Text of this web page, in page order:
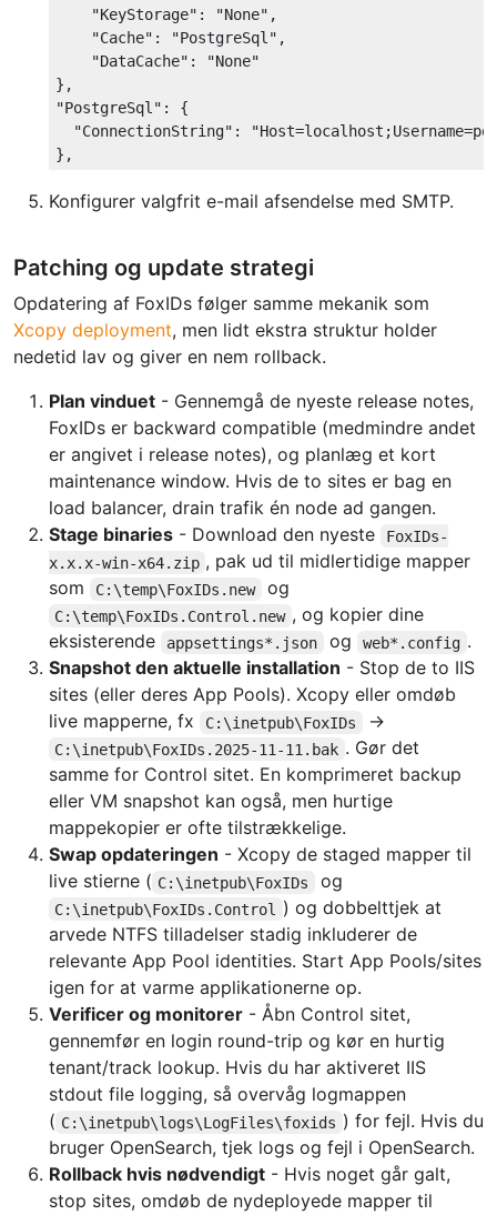
"KeyStorage" : "None" ,
"Cache" : "PostgreSql" ,
"DataCache" :
"None"
"PostgreSql" : {
"ConnectionString" :
Konfigurer valgfrit e-mail afsendelse med SMTP.
Patching og update strategi
Opdatering af FoxIDs følger samme mekanik som
Xcopy deployment, men lidt ekstra struktur holder
nedetid lav og giver en nem rollback.
Plan vinduet - Gennemgå de nyeste release notes,
FoxIDs er backward compatible (medmindre andet
er angivet i release notes), og planlæg et kort
maintenance window. Hvis de to sites er bag en
load balancer, drain trafik én node ad gangen.
Stage binaries - Download den nyeste
FoxIDs-
x.x.x-win-x64.zip , pak ud til midlertidige mapper
som
C:\temp\FoxIDs.new og
C:\temp\FoxIDs.Control.new , og kopier dine
eksisterende
appsettings*.json og web*.config .
Snapshot den aktuelle installation - Stop de to IIS
sites (eller deres App Pools). Xcopy eller omdøb
live mapperne, fx
C:\inetpub\FoxIDs →
C:\inetpub\FoxIDs.2025-11-11.bak . Gør det
samme for Control sitet. En komprimeret backup
eller VM snapshot kan også, men hurtige
mappekopier er ofte tilstrækkelige.
Swap opdateringen - Xcopy de staged mapper til
live stierne ( C:\inetpub\FoxIDs og
C:\inetpub\FoxIDs.Control
) og dobbelttjek at
arvede NTFS tilladelser stadig inkluderer de
relevante App Pool identities. Start App Pools/sites
igen for at varme applikationerne op.
Verificer og monitorer - Åbn Control sitet,
gennemfør en login round-trip og kør en hurtig
tenant/track lookup. Hvis du har aktiveret IIS
stdout file logging, så overvåg logmappen
( C:\inetpub\logs\LogFiles\foxids ) for fejl. Hvis du
bruger OpenSearch, tjek logs og fejl i OpenSearch.
Rollback hvis nødvendigt - Hvis noget går galt,
stop sites, omdøb de nydeployede mapper til